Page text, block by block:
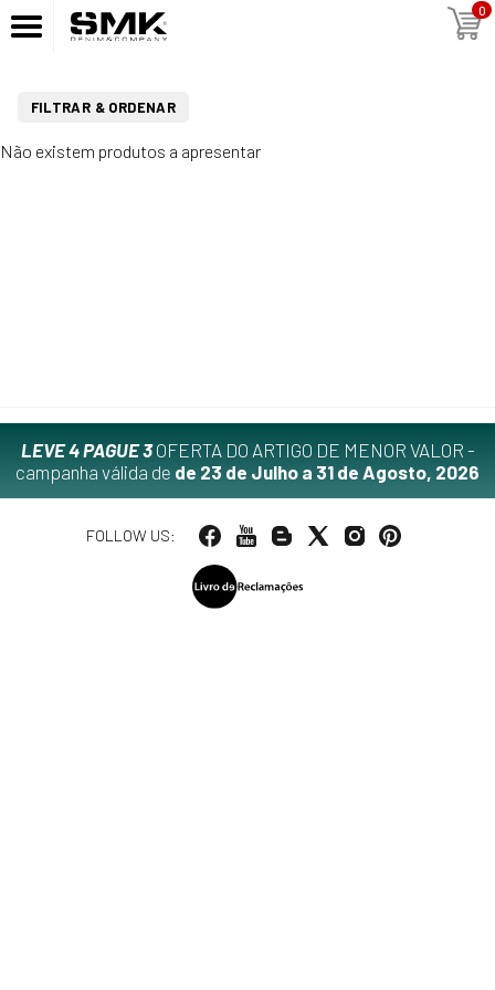
0
FILTRAR & ORDENAR
Não existem produtos a apresentar
LEVE 4 PAGUE 3OFERTA DO ARTIGO DE MENOR VALOR -
campanha válida de de 23 de Julho a 31 de Agosto, 2026
FOLLOW US: